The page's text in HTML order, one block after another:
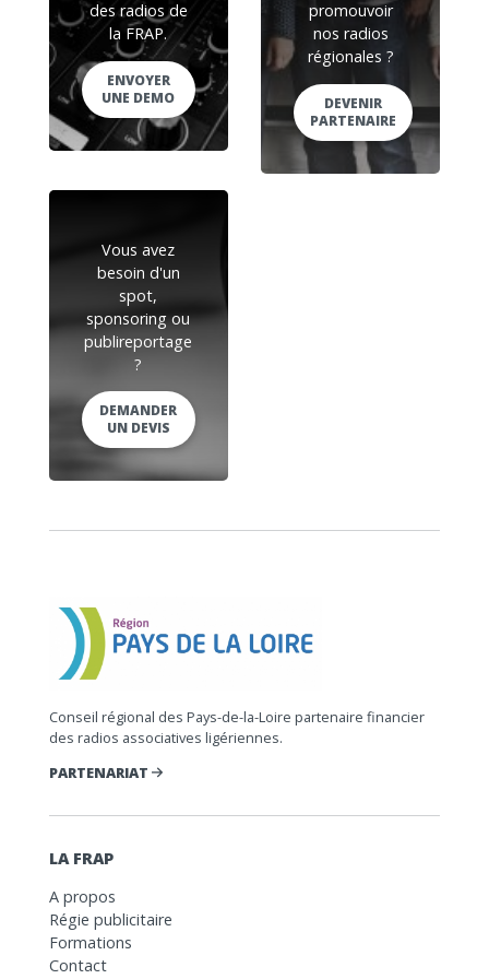
des radios de
la FRAP.
ENVOYER
UNE DEMO
promouvoir
nos radios
régionales ?
DEVENIR
PARTENAIRE
Vous avez
besoin d'un
spot,
sponsoring ou
publireportage
?
DEMANDER
UN DEVIS
Conseil régional des Pays-de-la-Loire partenaire financier
des radios associatives ligériennes.
PARTENARIAT
LA FRAP
A propos
Régie publicitaire
Formations
Contact